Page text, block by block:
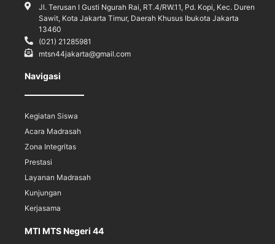
Jl. Terusan I Gusti Ngurah Rai, RT.4/RW.11, Pd. Kopi, Kec. Duren
Sawit, Kota Jakarta Timur, Daerah Khusus Ibukota Jakarta
13460
(021) 21285981
mtsn44jakarta@gmail.com
Navigasi
Kegiatan Siswa
Acara Madrasah
Zona Integritas
Prestasi
Layanan Madrasah
Kunjungan
Kerjasama
MTI MTS Negeri 44